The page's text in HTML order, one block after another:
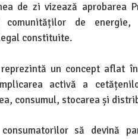
de zi vizează aprobarea
de
constituite.
un concept aflat
activă a
consumul, stocarea și
să devină